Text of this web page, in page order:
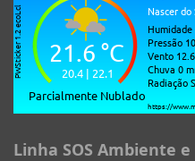
Linha SOS Ambiente